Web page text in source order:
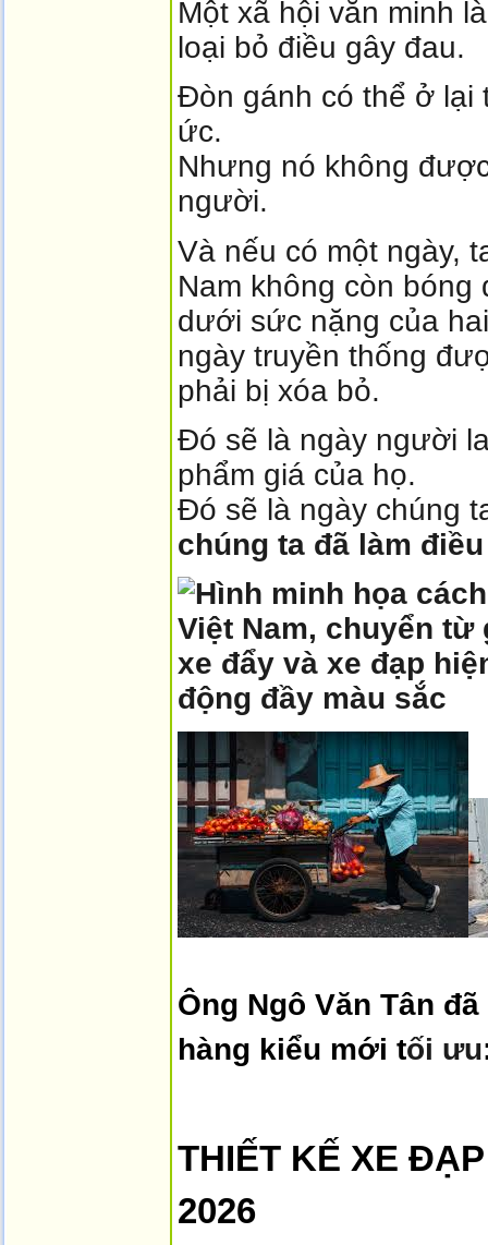
Một xã hội văn minh
loại bỏ điều gây đau.
Đòn gánh có thể ở lại
ức.
Nhưng nó không
người.
Và nếu có một ngày,
Nam không còn
dưới sức nặng của
ngày truyền thống
phải bị xóa bỏ.
Đó sẽ là ngày người
phẩm giá của họ.
Đó sẽ là ngày chúng
chúng ta đã làm
Ông Ngô Văn Tân
hàng kiểu mới tối ưu
THIẾT KẾ XE
2026